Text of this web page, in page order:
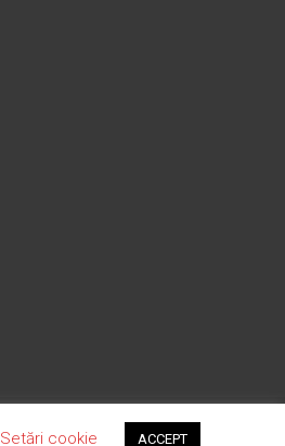
Setări cookie ACCEPT